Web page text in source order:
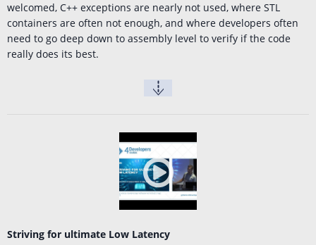
welcomed, C++ exceptions are nearly not used, where STL
containers are often not enough, and where developers often
need to go deep down to assembly level to verify if the code
really does its best.
Striving for ultimate Low Latency